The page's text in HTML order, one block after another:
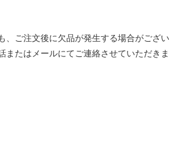
、ご注文後に欠品が発生する場合がござい
たはメールにてご連絡させていただきま